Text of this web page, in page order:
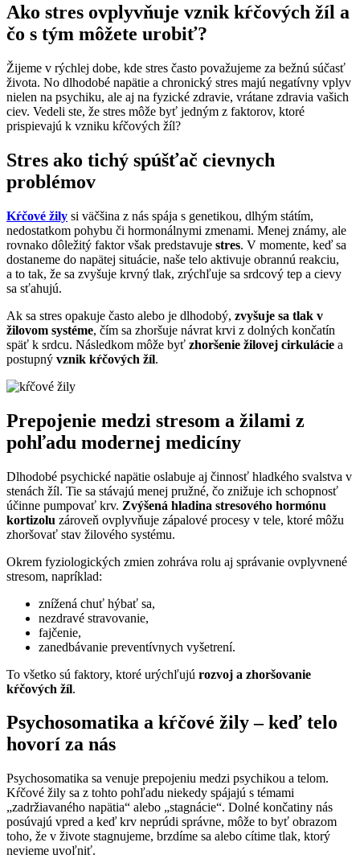
Ako stres ovplyvňuje vznik kŕčových žíl a
čo s tým môžete urobiť?
Žijeme v rýchlej dobe, kde stres často považujeme za bežnú súčasť
života. No dlhodobé napätie a chronický stres majú negatívny vplyv
nielen na psychiku, ale aj na fyzické zdravie, vrátane zdravia vašich
ciev. Vedeli ste, že stres môže byť jedným z faktorov, ktoré
prispievajú k vzniku kŕčových žíl?
Stres ako tichý spúšťač cievnych
problémov
Kŕčové žily si väčšina z nás spája s genetikou, dlhým státím,
nedostatkom pohybu či hormonálnymi zmenami. Menej známy, ale
rovnako dôležitý faktor však predstavuje stres. V momente, keď sa
dostaneme do napätej situácie, naše telo aktivuje obrannú reakciu,
a to tak, že sa zvyšuje krvný tlak, zrýchľuje sa srdcový tep a cievy
sa sťahujú.
Ak sa stres opakuje často alebo je dlhodobý, zvyšuje sa tlak v
žilovom systéme, čím sa zhoršuje návrat krvi z dolných končatín
späť k srdcu. Následkom môže byť zhoršenie žilovej cirkulácie a
postupný vznik kŕčových žíl.
Prepojenie medzi stresom a žilami z
pohľadu modernej medicíny
Dlhodobé psychické napätie oslabuje aj činnosť hladkého svalstva v
stenách žíl. Tie sa stávajú menej pružné, čo znižuje ich schopnosť
účinne pumpovať krv. Zvýšená hladina stresového hormónu
kortizolu zároveň ovplyvňuje zápalové procesy v tele, ktoré môžu
zhoršovať stav žilového systému.
Okrem fyziologických zmien zohráva rolu aj správanie ovplyvnené
stresom, napríklad:
znížená chuť hýbať sa,
nezdravé stravovanie,
fajčenie,
zanedbávanie preventívnych vyšetrení.
To všetko sú faktory, ktoré urýchľujú rozvoj a zhoršovanie
kŕčových žíl.
Psychosomatika a kŕčové žily – keď telo
hovorí za nás
Psychosomatika sa venuje prepojeniu medzi psychikou a telom.
Kŕčové žily sa z tohto pohľadu niekedy spájajú s témami
„zadržiavaného napätia“ alebo „stagnácie“. Dolné končatiny nás
posúvajú vpred a keď krv neprúdi správne, môže to byť obrazom
toho, že v živote stagnujeme, brzdíme sa alebo cítime tlak, ktorý
nevieme uvoľniť.